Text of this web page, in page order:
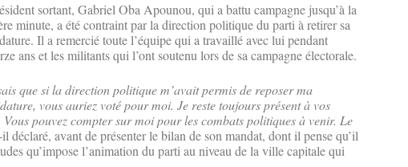
sortant, Gabriel Oba Apounou, qui a battu campagne jusqu’à la
minute, a été contraint par la direction politique du parti à retirer sa
Il a remercié toute l’équipe qui a travaillé avec lui pendant
ans et les militants qui l’ont soutenu lors de sa campagne électorale.
que si la direction politique m’avait permis de reposer ma
vous auriez voté pour moi. Je reste toujours présent à vos
Vous pouvez compter sur moi pour les combats politiques à venir. Le
déclaré, avant de présenter le bilan de son mandat, dont il pense qu’il
qu’impose l’animation du parti au niveau de la ville capitale qui